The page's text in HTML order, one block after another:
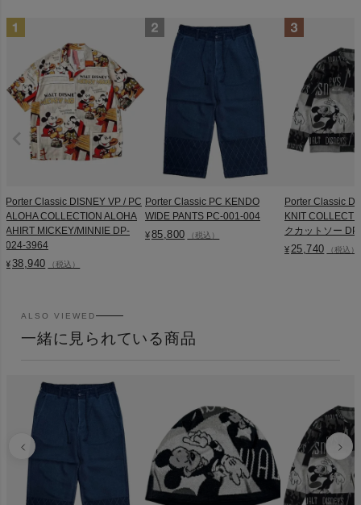
Porter Classic DISNEY VP / PC
ALOHA COLLECTION ALOHA
AHIRT MICKEY/MINNIE DP-
024-3964
¥ 38,940 （税込）
Porter Classic PC KENDO
WIDE PANTS PC-001-004
¥85,800 （税込）
Porter Classic
KNIT
クカットソー
¥ 25,740 （税込）
ALSO VIEWED
一緒に見られている商品